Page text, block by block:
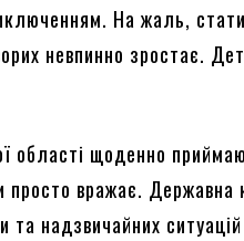
На жаль,
невпинно зростає.
області щоденно
просто вражає. Державна
та надзвичайних